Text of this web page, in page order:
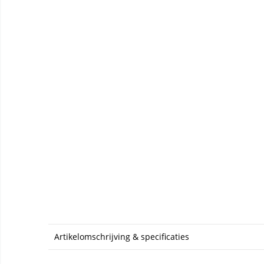
Artikelomschrijving & specificaties